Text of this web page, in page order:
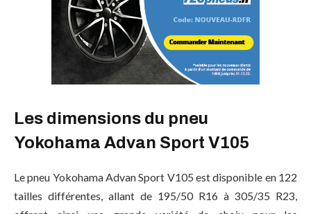
Les dimensions du pneu
Yokohama Advan Sport V105
Le pneu Yokohama Advan Sport V105 est disponible en 122
tailles différentes, allant de 195/50 R16 à 305/35 R23,